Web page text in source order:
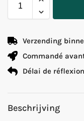
Verzending
Commandé
Délai de
Beschrijving